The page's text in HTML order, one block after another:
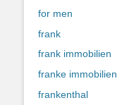
for men
frank
frank immobilien
franke immobilien
frankenthal